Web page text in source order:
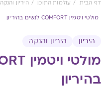
דף הבית עולמות התוכן היריון והנקה
מולטי ויטמין COMFORT לנשים בהיריון
היריון היריון והנקה
בהיריון